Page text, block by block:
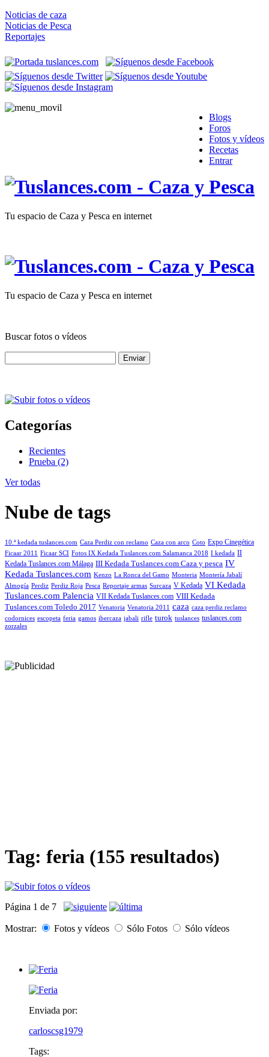
Noticias de caza
Noticias de Pesca
Reportajes
Blogs
Foros
Fotos y vídeos
Recetas
Entrar
Tu espacio de Caza y Pesca en internet
Tu espacio de Caza y Pesca en internet
Buscar fotos o vídeos
Categorías
Recientes
Prueba (2)
Ver todas
Nube de tags
10.ª kedada tuslances.com Caza Perdiz con reclamo Caza con arco Coto Expo Cinegética
Ficaar 2011 Ficaar SCI Fotos IX Kedada Tuslances.com Salamanca 2018 I kedada II
Kedada Tuslances.com Málaga III Kedada Tuslances.com Caza y pesca IV
Kedada Tuslances.com Kenzo La Ronca del Gamo Monteria Montería Jabalí
Almogía Perdiz Perdiz Roja Pesca Reportaje armas Surcaza V Kedada VI Kedada
Tuslances.com Palencia VII Kedada Tuslances.com VIII Kedada
Tuslances.com Toledo 2017 Venatoria Venatoria 2011 caza caza perdiz reclamo
codornices escopeta feria gamos ibercaza jabali rifle turok tuslances tuslances.com
zorzales
Tag: feria (155 resultados)
Página 1 de 7
Mostrar: Fotos y vídeos Sólo Fotos Sólo vídeos
Enviada por:
carloscsg1979
Tags: